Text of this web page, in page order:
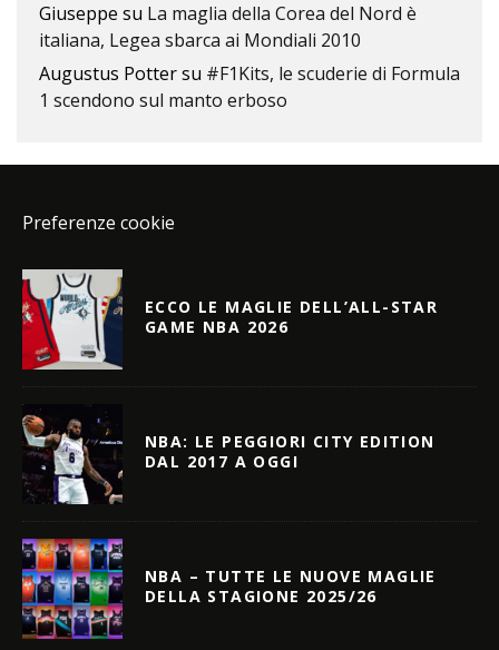
Giuseppe su La maglia della Corea del Nord è
italiana, Legea sbarca ai Mondiali 2010
Augustus Pottersu #F1Kits, le scuderie di Formula
1 scendono sul manto erboso
Preferenze cookie
ECCO LE MAGLIE DELL’ALL-STAR
GAME NBA 2026
NBA: LE PEGGIORI CITY EDITION
DAL 2017 A OGGI
NBA – TUTTE LE NUOVE MAGLIE
DELLA STAGIONE 2025/26